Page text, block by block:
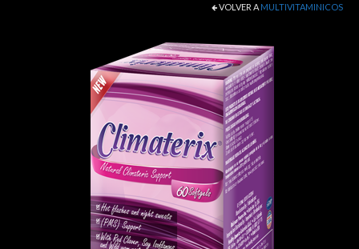
Articulaciones y Movilidad
Reductores de peso
Sexuales y Eroticos
Proteinas y Suplementos para Gimnasio
Digestion
Multivitaminicos
VOLVER A MULTIVITAMINICOS